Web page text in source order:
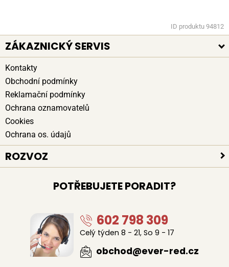
ID produktu 94812
ZÁKAZNICKÝ SERVIS
Kontakty
Obchodní podmínky
Reklamační podmínky
Ochrana oznamovatelů
Cookies
Ochrana os. údajů
ROZVOZ
Bezpečné doručeníPOTŘEBUJETE PORADIT?
602 798 309
Celý týden 8 - 21, So 9 - 17
obchod@ever-red.cz